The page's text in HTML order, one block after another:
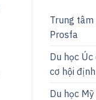
Trung
Prosfa
Du học Úc
cơ hội
Du học